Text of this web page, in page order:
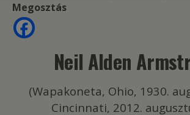
Megosztás
Neil Alden
(Wapakoneta, Ohio, 1930.
Cincinnati, 2012.